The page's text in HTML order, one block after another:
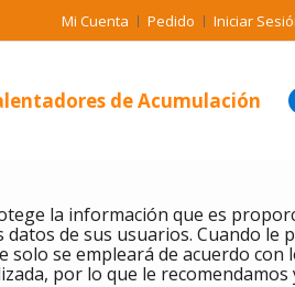
Mi Cuenta Pedido Iniciar
de Acumulación
la información que es
de sus usuarios. Cuando le
se empleará de acuerdo con
por lo que le recomendamos